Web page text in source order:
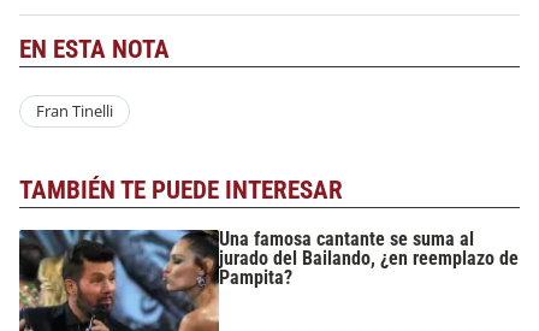
EN ESTA NOTA
Fran Tinelli
TAMBIÉN TE PUEDE INTERESAR
Una famosa cantante se suma al
jurado del Bailando, ¿en reemplazo de
Pampita?